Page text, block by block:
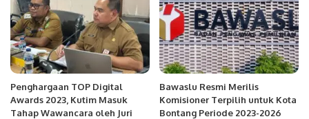
Penghargaan TOP Digital
Awards 2023, Kutim Masuk
Tahap Wawancara oleh Juri
Bawaslu Resmi Merilis
Komisioner Terpilih untuk Kota
Bontang Periode 2023-2026